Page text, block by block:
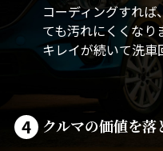
コーディングすれば
ても汚れにくくなり
キレイが続いて洗車
4 クルマの価値を落